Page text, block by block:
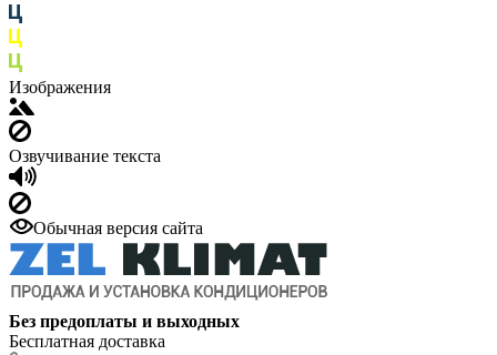
Изображения
Озвучивание текста
Обычная версия сайта
Без предоплаты и выходных
Бесплатная доставка